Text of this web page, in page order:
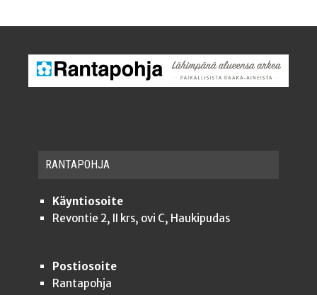
RAN­TA­POH­JA
Käyntiosoite
Revontie 2, II krs, ovi C, Haukipudas
Postiosoite
Rantapohja